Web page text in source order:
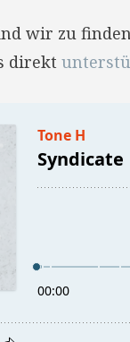
wir zu
direkt